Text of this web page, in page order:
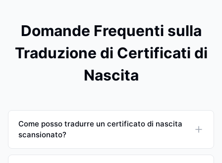
Domande Frequenti sulla
Traduzione di Certificati di
Nascita
Come posso tradurre un certificato di nascita
scansionato?